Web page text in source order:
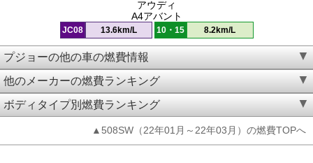
アウディ
A4アバント
JC08 13.6km/L 10・15 8.2km/L
プジョーの他の車の燃費情報
他のメーカーの燃費ランキング
ボディタイプ別燃費ランキング
▲508SW（22年01月～22年03月）の燃費TOPへ